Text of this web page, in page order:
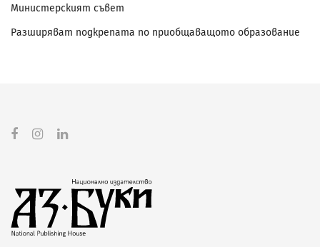
Министерският съвет
Разширяват подкрепата по приобщаващото образование